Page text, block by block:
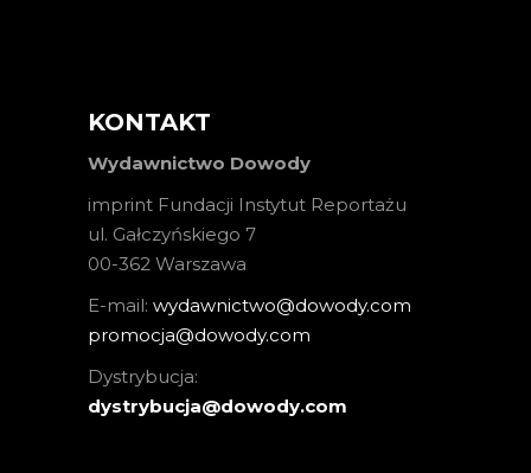
KONTAKT
Wydawnictwo Dowody
imprint Fundacji Instytut Reportażu
ul. Gałczyńskiego 7
00-362 Warszawa
E-mail: wydawnictwo@dowody.com
promocja@dowody.com
Dystrybucja:
dystrybucja@dowody.com